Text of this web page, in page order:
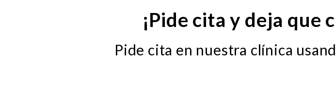
¡Pide cita y deja que
Pide cita en nuestra clínica